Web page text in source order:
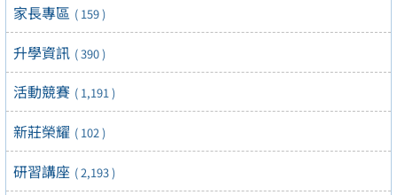
家長專區 ( 159 )
升學資訊 ( 390 )
活動競賽 ( 1,191 )
新莊榮耀 ( 102 )
研習講座 ( 2,193 )